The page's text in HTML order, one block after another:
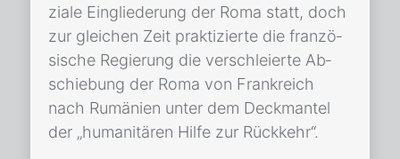
zia­le Ein­glie­de­rung der Roma statt, doch
zur glei­chen Zeit prak­ti­zier­te die fran­zö­
si­sche Re­gie­rung die ver­schlei­er­te Ab­
schie­bung der Roma von Frank­reich
nach Ru­mä­ni­en un­ter dem Deck­man­tel
der „hu­ma­ni­tä­ren Hil­fe zur Rück­kehr“.